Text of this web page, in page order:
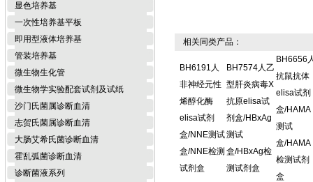
显色培养基
一次性培养基平板
即用型液体培养基
管装培养基
微生物生化管
微生物学实验配套试剂及试纸
沙门氏菌属诊断血清
志贺氏菌属诊断血清
大肠艾希氏菌诊断血清
霍乱弧菌诊断血清
诊断菌液系列
相关同类产品：
BH6191人
非神经元性
烯醇化酶
elisa试剂
盒/NNE测试
盒/NNE检测
试剂盒
BH7574人乙
型肝炎病毒X
抗原elisa试
剂盒/HBxAg
测试
盒/HBxAg检
测试剂盒
BH6656
抗鼠抗体
elisa试剂
盒/HAMA
测试
盒/HAMA
检测试剂
盒